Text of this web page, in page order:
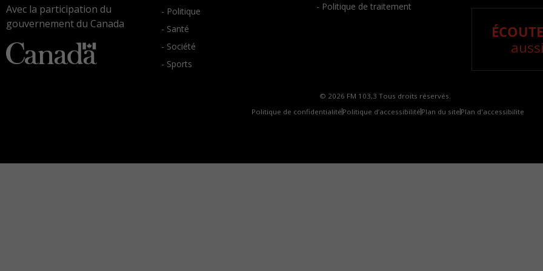
Avec la participation du
gouvernement du Canada
- Politique
- Santé
- Société
- Sports
- Politique de traitement
© 2026 FM 103,3 Tous droits réservés.
Politique de confidentialité Politique d’accessibilité Plan du site Plan d'accessibilite